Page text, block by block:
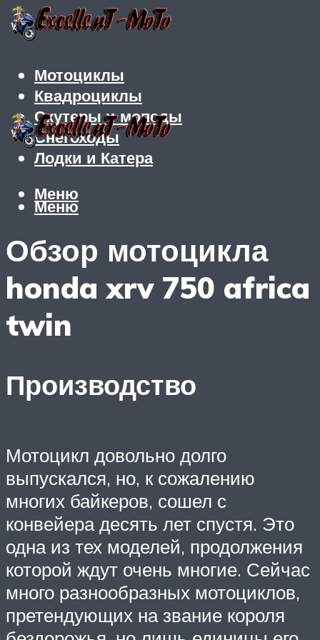
Мотоциклы
Квадроциклы
Скутеры и мопеды
Снегоходы
Лодки и Катера
Меню
Меню
Обзор мотоцикла
honda xrv 750 africa
twin
Производство
Мотоцикл довольно долго
выпускался, но, к сожалению
многих байкеров, сошел с
конвейера десять лет спустя. Это
одна из тех моделей, продолжения
которой ждут очень многие. Сейчас
много разнообразных мотоциклов,
претендующих на звание короля